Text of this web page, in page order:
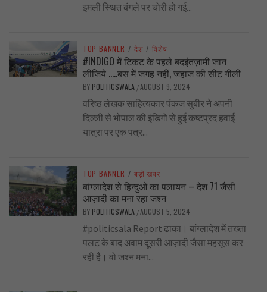
इमली स्थित बंगले पर चोरी हो गई...
TOP BANNER / देश / विशेष
#INDIGO में टिकट के पहले बदइंतज़ामी जान
लीजिये …..बस में जगह नहीं, जहाज की सीट गीली
BY POLITICSWALA /AUGUST 9, 2024
वरिष्ठ लेखक साहित्यकार पंकज सुबीर ने अपनी
दिल्ली से भोपाल की इंडिगो से हुई कष्टप्रद हवाई
यात्रा पर एक पत्र...
TOP BANNER / बड़ी खबर
बांग्लादेश से हिन्दुओं का पलायन – देश 71 जैसी
आज़ादी का मना रहा जश्न
BY POLITICSWALA /AUGUST 5, 2024
#politicsala Report ढाका। बांग्लादेश में तख्ता
पलट के बाद अवाम दूसरी आज़ादी जैसा महसूस कर
रही है। वो जश्न मना...